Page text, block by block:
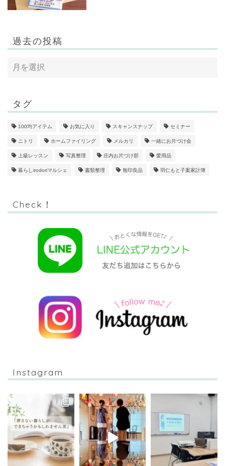
過去の投稿
タグ
100均アイテム お気に入り スキャンスナップ セミナー
ニトリ ホームファイリング メルカリ 一緒にお片づけ会
上級レッスン 写真整理 庄内お片づけ部 愛用品
暮らしirodoriマルシェ 書類整理 無印良品 羽仁もと子案家計簿
Check！
Instagram